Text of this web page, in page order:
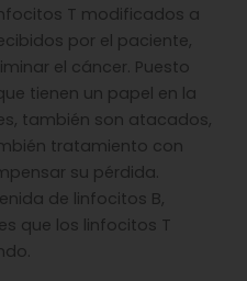
T modificados a
por el paciente,
el cáncer. Puesto
tienen un papel en la
también son atacados,
tratamiento con
su pérdida.
de linfocitos B,
que los linfocitos T